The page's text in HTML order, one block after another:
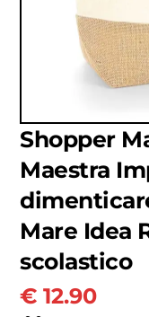
Shopper
Maestra
Mare Idea
scolastico
€ 12.90